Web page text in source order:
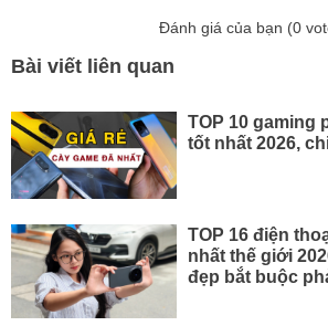
Đánh giá của bạn (0
Bài viết liên quan
TOP 10 gaming
tốt nhất 2026,
TOP 16 điện
nhất thế giới
đẹp bắt buộc